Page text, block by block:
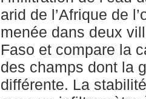
arid de l’Afrique de
menée dans deux
Faso et compare la
des champs dont la
différente. La